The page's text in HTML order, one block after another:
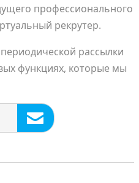
профессионального
рекрутер.
рассылки
функциях, которые мы